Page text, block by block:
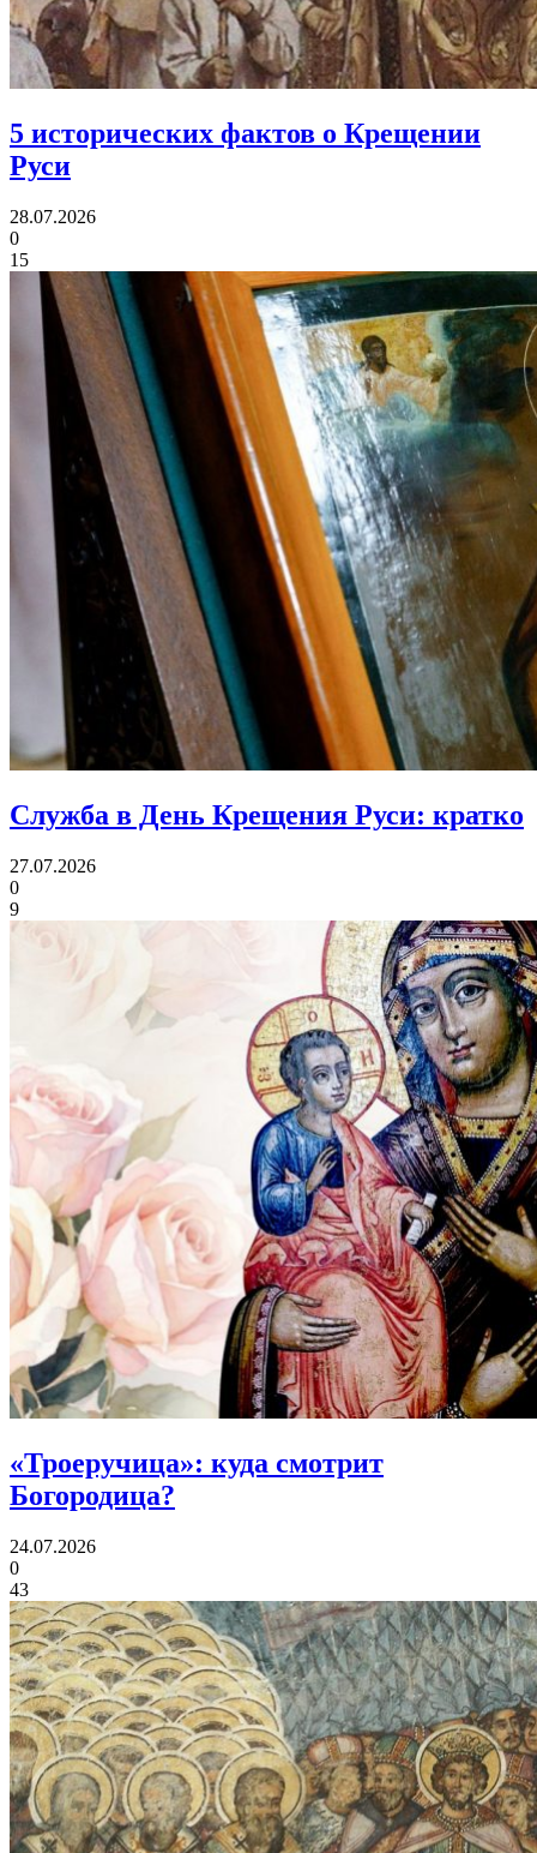
5 исторических фактов о Крещении
Руси
28.07.2026
0
15
Служба в День Крещения Руси: кратко
27.07.2026
0
9
«Троеручица»: куда смотрит
Богородица?
24.07.2026
0
43